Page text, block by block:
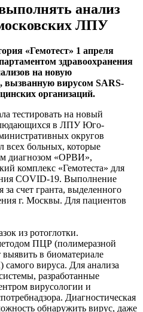
анализ
ЛПУ
«Гемотест» 1 апреля
здравоохранения
на новую
вызванную вирусом SARS-
организаций.
тестировать на новый
в ЛПУ Юго-
округов
всех больных, которые
диагнозом «ОРВИ»,
комплекс «Гемотеста» для
COVID-19. Выполнение
за счет гранта, выделенного
г. Москвы. Для пациентов
из ротоглотки.
ПЦР (полимеразной
в биоматериале
вируса. Для анализа
разработанные
вирусологии и
Диагностическая
обнаружить вирус, даже